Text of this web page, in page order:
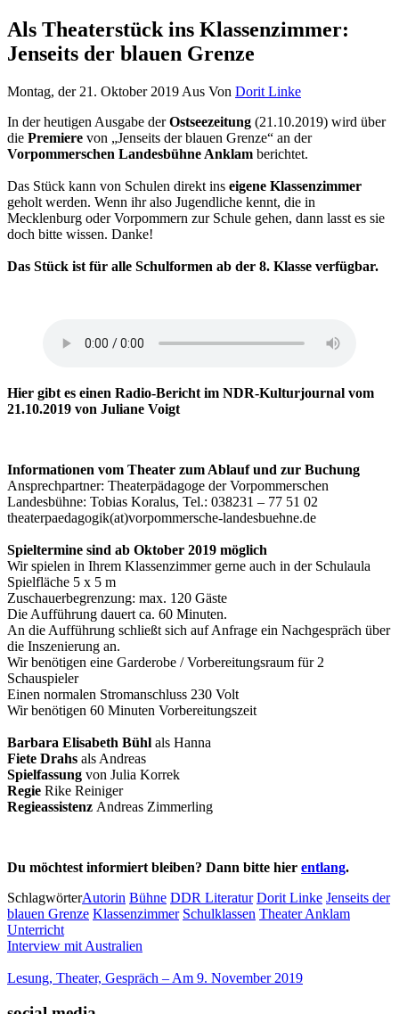
Als Theaterstück ins Klassenzimmer:
Jenseits der blauen Grenze
Montag, der 21. Oktober 2019 Aus Von Dorit Linke
In der heutigen Ausgabe derOstseezeitung (21.10.2019) wird über
die Premiere von „Jenseits der blauen Grenze“ an der
Vorpommerschen Landesbühne Anklam berichtet.
Das Stück kann von Schulen direkt ins eigene Klassenzimmer
geholt werden. Wenn ihr also Jugendliche kennt, die in
Mecklenburg oder Vorpommern zur Schule gehen, dann lasst es sie
doch bitte wissen. Danke!
Das Stück ist für alle Schulformen ab der 8. Klasse verfügbar.
Hier gibt es einen Radio-Bericht im NDR-Kulturjournal vom
21.10.2019 von Juliane Voigt
Informationen vom Theater zum Ablauf und zur Buchung
Ansprechpartner: Theaterpädagoge der Vorpommerschen
Landesbühne: Tobias Koralus, Tel.: 038231 – 77 51 02
theaterpaedagogik(at)vorpommersche-landesbuehne.de
Spieltermine sind ab Oktober 2019 möglich
Wir spielen in Ihrem Klassenzimmer gerne auch in der Schulaula
Spielfläche 5 x 5 m
Zuschauerbegrenzung: max. 120 Gäste
Die Aufführung dauert ca. 60 Minuten.
An die Aufführung schließt sich auf Anfrage ein Nachgespräch über
die Inszenierung an.
Wir benötigen eine Garderobe / Vorbereitungsraum für 2
Schauspieler
Einen normalen Stromanschluss 230 Volt
Wir benötigen 60 Minuten Vorbereitungszeit
Barbara Elisabeth Bühl als Hanna
Fiete Drahs als Andreas
Spielfassung von Julia Korrek
Regie Rike Reiniger
Regieassistenz Andreas Zimmerling
Du möchtest informiert bleiben? Dann bitte hier entlang.
SchlagwörterAutorin Bühne DDR Literatur Dorit Linke Jenseits der
blauen Grenze Klassenzimmer Schulklassen Theater Anklam
Unterricht
Interview mit Australien
Lesung, Theater, Gespräch – Am 9. November 2019